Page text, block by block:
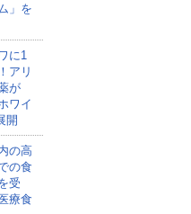
」を
に1
アリ
が
ワイ
開
の高
の食
受
療食